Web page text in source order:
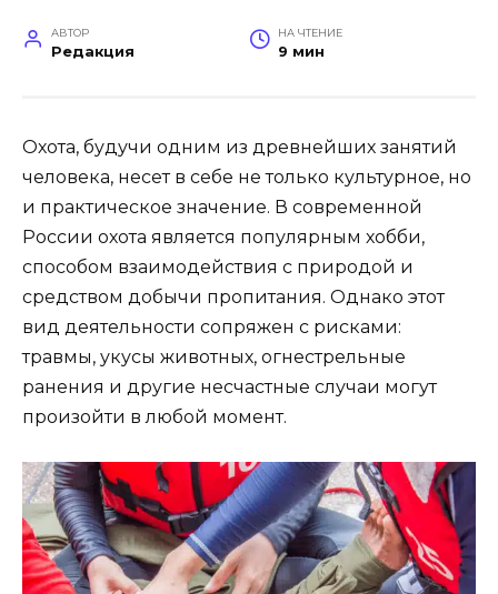
АВТОР
Редакция
НА ЧТЕНИЕ
9 мин
Охота, будучи одним из древнейших занятий
человека, несет в себе не только культурное, но
и практическое значение. В современной
России охота является популярным хобби,
способом взаимодействия с природой и
средством добычи пропитания. Однако этот
вид деятельности сопряжен с рисками:
травмы, укусы животных, огнестрельные
ранения и другие несчастные случаи могут
произойти в любой момент.